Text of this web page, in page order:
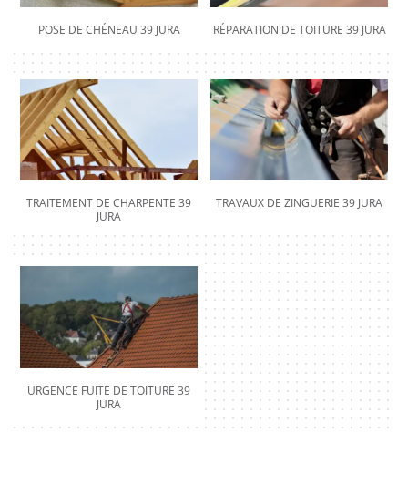
POSE DE CHÉNEAU 39 JURA RÉPARATION DE TOITURE 39 JURA
TRAITEMENT DE CHARPENTE 39
JURA
TRAVAUX DE ZINGUERIE 39 JURA
URGENCE FUITE DE TOITURE 39
JURA